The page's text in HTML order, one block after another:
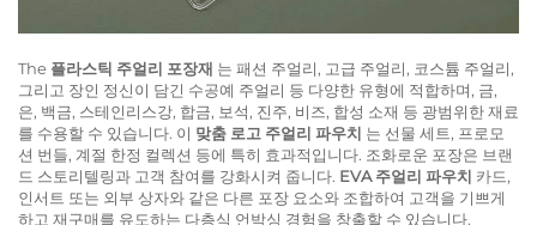
The 플라스틱 주얼리 포장재 는 패션 주얼리, 고급 주얼리, 코스튬 주얼리,
그리고 장인 정신이 담긴 수공예 주얼리 등 다양한 유형에 적합하며, 금,
은, 백금, 스테인리스강, 합금, 보석, 진주, 비즈, 합성 소재 등 광범위한 재료
를 수용할 수 있습니다. 이 맞춤 로고 주얼리 파우치 는 선물 세트, 프로모
션 번들, 계절 한정 컬렉션 등에 특히 효과적입니다. 조화로운 포장은 브랜
드 스토리텔링과 고객 참여를 강화시켜 줍니다. EVA 주얼리 파우치 카드,
인서트 또는 외부 상자와 같은 다른 포장 요소와 조합하여 고객을 기쁘게
하고 재구매를 유도하는 다층식 언박싱 경험을 창출할 수 있습니다.